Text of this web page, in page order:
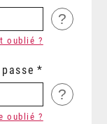
?
oublié ?
?
oublié ?